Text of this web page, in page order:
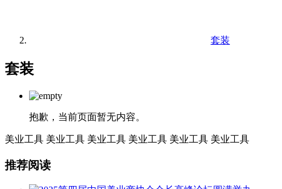
套装
套装
抱歉，当前页面暂无内容。
美业工具 美业工具 美业工具 美业工具 美业工具 美业工具
推荐阅读